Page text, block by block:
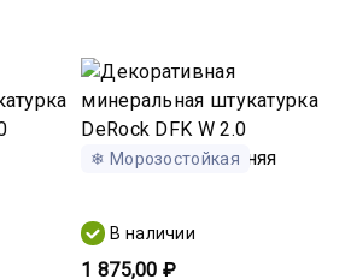
❄ Морозостойкая
В наличии
1 875,00 ₽